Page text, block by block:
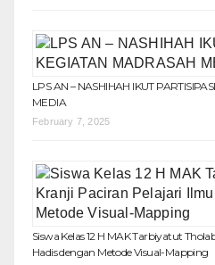
LPS AN – NASHIHAH IKUT
MEDIA
February 7, 2025
Siswa Kelas 12 H MAK Tarbiyatut
Hadis dengan Metode Visual-Mapping